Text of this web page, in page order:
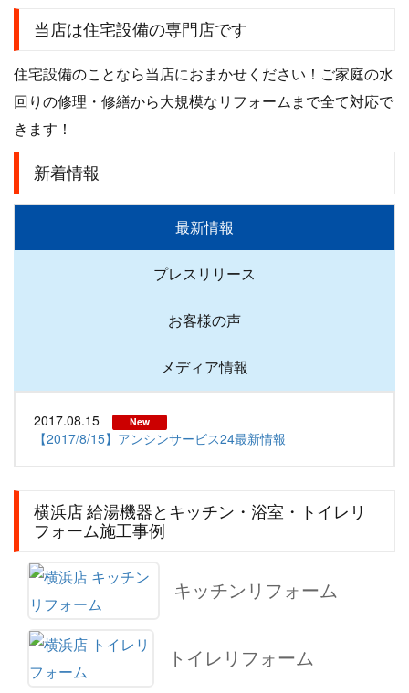
当店は住宅設備の専門店です
住宅設備のことなら当店におまかせください！ご家庭の水
回りの修理・修繕から大規模なリフォームまで全て対応で
きます！
新着情報
最新情報
プレスリリース
お客様の声
メディア情報
2017.08.15 New
【2017/8/15】アンシンサービス24最新情報
横浜店 給湯機器とキッチン・浴室・トイレリ
フォーム施工事例
キッチンリフォーム
トイレリフォーム